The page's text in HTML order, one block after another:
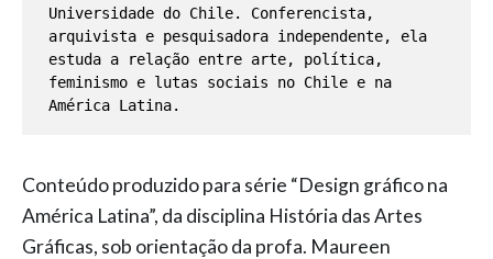
Universidade do Chile. Conferencista,
arquivista e pesquisadora independente, ela
estuda a relação entre arte, política,
feminismo e lutas sociais no Chile e na
Conteúdo produzido para série “Design gráfico na
América Latina”, da disciplina História das Artes
Gráficas, sob orientação da profa. Maureen